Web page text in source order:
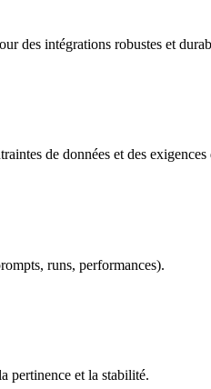
des intégrations robustes et
de données et des
runs, performances).
pertinence et la stabilité.